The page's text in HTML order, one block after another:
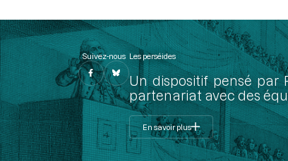
Suivez-nous Les perséides
Un dispositif pensé par
partenariat avec des
En savoir plus